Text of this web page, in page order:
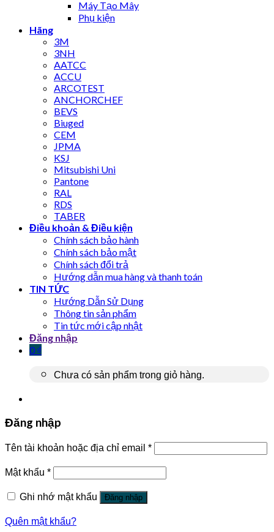
Máy Tạo Mây
Phụ kiện
Hãng
3M
3NH
AATCC
ACCU
ARCOTEST
ANCHORCHEF
BEVS
Biuged
CEM
JPMA
KSJ
Mitsubishi Uni
Pantone
RAL
RDS
TABER
Điều khoản & Điều kiện
Chính sách bảo hành
Chính sách bảo mật
Chính sách đổi trả
Hướng dẫn mua hàng và thanh toán
TIN TỨC
Hướng Dẫn Sử Dụng
Thông tin sản phẩm
Tin tức mới cập nhật
Đăng nhập
0 ₫
Chưa có sản phẩm trong giỏ hàng.
Đăng nhập
Tên tài khoản hoặc địa chỉ email *
Mật khẩu *
Ghi nhớ mật khẩu Đăng nhập
Quên mật khẩu?